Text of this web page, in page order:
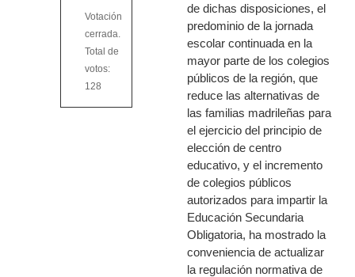
Votación
cerrada.
Total de
votos:
128
de dichas disposiciones, el
predominio de la jornada
escolar continuada en la
mayor parte de los colegios
públicos de la región, que
reduce las alternativas de
las familias madrileñas para
el ejercicio del principio de
elección de centro
educativo, y el incremento
de colegios públicos
autorizados para impartir la
Educación Secundaria
Obligatoria, ha mostrado la
conveniencia de actualizar
la regulación normativa de